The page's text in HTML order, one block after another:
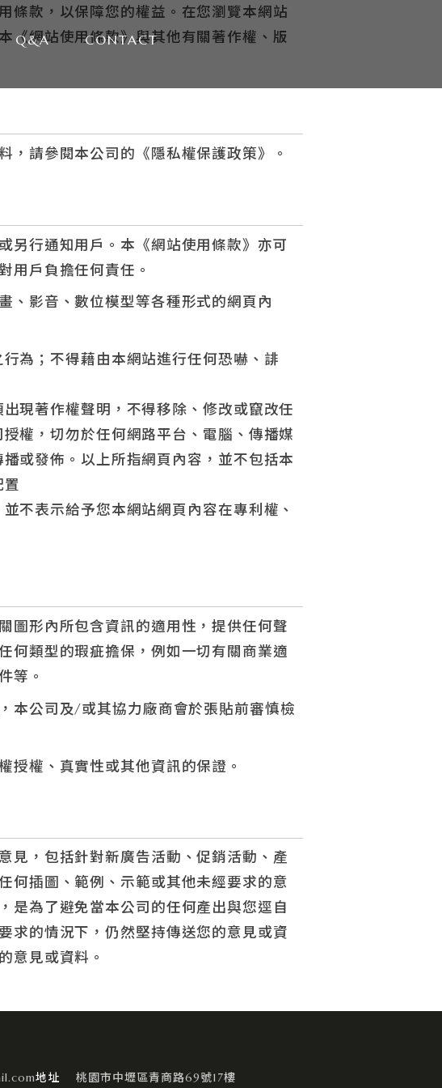
Q&A CONTACT
條款，以保障您的權益。在您瀏覽本網站
《網站使用條款》與其他有關著作權、版
，請參閱本公司的《隱私權保護政策》。
另行通知用戶。本《網站使用條款》亦可
用戶負擔任何責任。
、影音、數位模型等各種形式的網頁內
為；不得藉由本網站進行任何恐嚇、誹
現著作權聲明，不得移除、修改或竄改任
權，切勿於任何網路平台、電腦、傳播媒
或發佈。以上所指網頁內容，並不包括本
不表示給予您本網站網頁內容在專利權、
圖形內所包含資訊的適用性，提供任何聲
何類型的瑕疵擔保，例如一切有關商業適
等。
本公司及/或其協力廠商會於張貼前審慎檢
授權、真實性或其他資訊的保證。
見，包括針對新廣告活動、促銷活動、產
何插圖、範例、示範或其他未經要求的意
是為了避免當本公司的任何產出與您逕自
求的情況下，仍然堅持傳送您的意見或資
意見或資料。
桃園市中壢區青商路69號17樓